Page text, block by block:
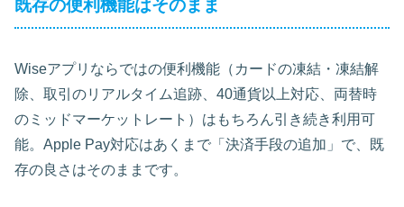
既存の便利機能はそのまま
Wiseアプリならではの便利機能（カードの凍結・凍結解
除、取引のリアルタイム追跡、40通貨以上対応、両替時
のミッドマーケットレート）はもちろん引き続き利用可
能。Apple Pay対応はあくまで「決済手段の追加」で、既
存の良さはそのままです。